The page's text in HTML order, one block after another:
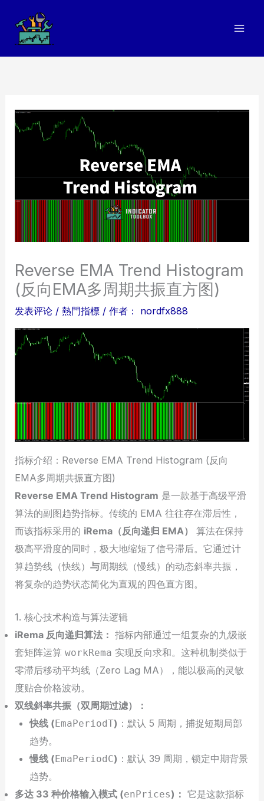
Reverse EMA Trend Histogram
(反向EMA多周期共振直方图)
发表评论 /熱門指標 / 作者： nordfx888
指标介绍：Reverse EMA Trend Histogram (反向
EMA多周期共振直方图)
Reverse EMA Trend Histogram 是一款基于高级平滑
算法的副图趋势指标。传统的 EMA 往往存在滞后性，
而该指标采用的 iRema（反向递归 EMA）
算法在保持
极高平滑度的同时，极大地缩短了信号滞后。它通过计
算趋势线（快线）与周期线（慢线）的动态斜率共振，
将复杂的趋势状态简化为直观的四色直方图。
1. 核心技术构造与算法逻辑
iRema 反向递归算法： 指标内部通过一组复杂的九级嵌
套矩阵运算workRema 实现反向求和。这种机制类似于
零滞后移动平均线（Zero Lag MA），能以极高的灵敏
度贴合价格波动。
双线斜率共振（双周期过滤）：
快线 ( EmaPeriodT) ：默认 5 周期，捕捉短期局部
趋势。
慢线 ( EmaPeriodC) ：默认 39 周期，锁定中期背景
趋势。
多达 33 种价格输入模式 (enPrices)： 它是这款指标